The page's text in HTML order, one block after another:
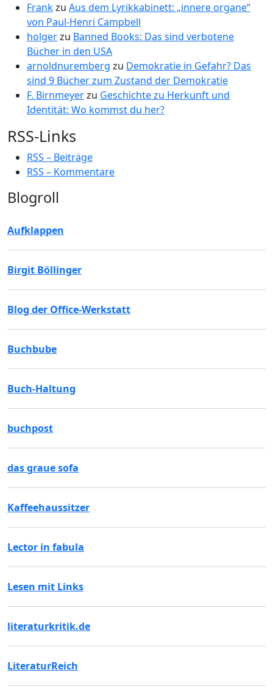
Frankzu Aus dem Lyrikkabinett: „innere organe“
von Paul-Henri Campbell
holgerzu Banned Books: Das sind verbotene
Bücher in den USA
arnoldnuremberg zu Demokratie in Gefahr? Das
sind 9 Bücher zum Zustand der Demokratie
F. Birnmeyerzu Geschichte zu Herkunft und
Identität: Wo kommst du her?
RSS-Links
RSS – Beiträge
RSS – Kommentare
Blogroll
Aufklappen
Birgit Böllinger
Blog der Office-Werkstatt
Buchbube
Buch-Haltung
buchpost
das graue sofa
Kaffeehaussitzer
Lector in fabula
Lesen mit Links
literaturkritik.de
LiteraturReich